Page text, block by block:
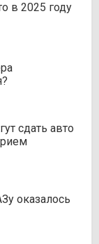
в 2025 году
сдать авто
оказалось